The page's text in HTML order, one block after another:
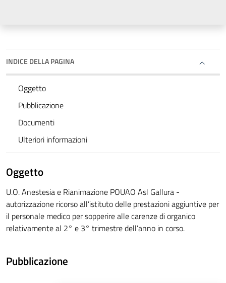
INDICE DELLA PAGINA
Oggetto
Pubblicazione
Documenti
Ulteriori informazioni
Oggetto
U.O. Anestesia e Rianimazione POUAO Asl Gallura -
autorizzazione ricorso all’istituto delle prestazioni aggiuntive per
il personale medico per sopperire alle carenze di organico
relativamente al 2° e 3° trimestre dell’anno in corso.
Pubblicazione